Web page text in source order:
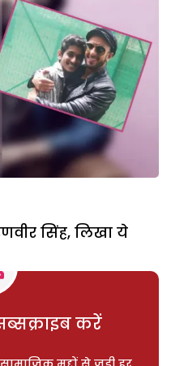
सिंह, लिखा ये
करें